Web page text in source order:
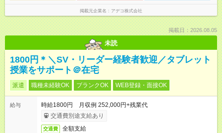
掲載元企業名 アデコ株式会社
掲載日：2026.08.05
未読
1800円＊＼SV・リーダー経験者歓迎／タブレット
授業をサポート＠在宅
派遣 職種未経験OK ブランクOK WEB登録・面接OK
給与
時給1800円 月収例 252,000円+残業代
交通費別途支給あり
交通費 全額支給